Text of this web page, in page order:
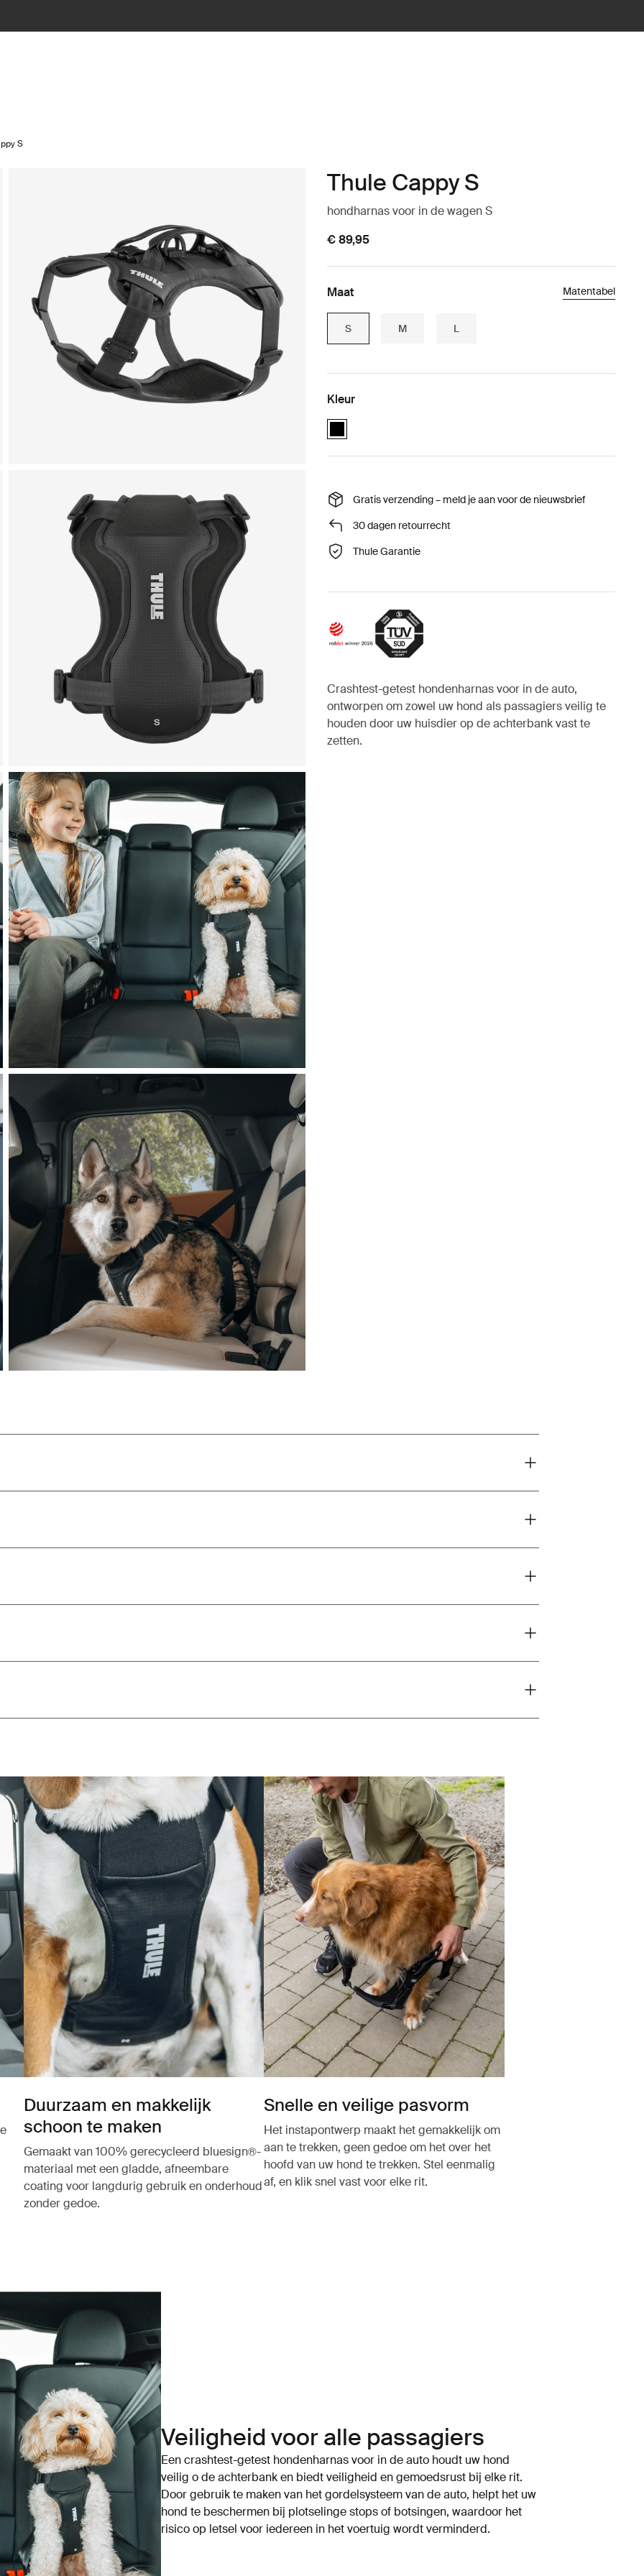
S
Thule Cappy S
hondharnas voor in de wagen S
€ 89,95
Maat Matentabel
S M L
Kleur
Thule Cappy Zwart (selected)
Gratis verzending – meld je aan voor de nieuwsbrief
30 dagen retourrecht
Thule Garantie
Crashtest-getest hondenharnas voor in de auto,
ontworpen om zowel uw hond als passagiers veilig te
houden door uw huisdier op de achterbank vast te
zetten.
Duurzaam en makkelijk
schoon te maken
Gemaakt van 100% gerecycleerd bluesign®-
materiaal met een gladde, afneembare
coating voor langdurig gebruik en onderhoud
zonder gedoe.
Snelle en veilige pasvorm
Het instapontwerp maakt het gemakkelijk om
aan te trekken, geen gedoe om het over het
hoofd van uw hond te trekken. Stel eenmalig
af, en klik snel vast voor elke rit.
Veiligheid voor alle passagiers
Een crashtest-getest hondenharnas voor in de auto houdt uw hond
veilig o de achterbank en biedt veiligheid en gemoedsrust bij elke rit.
Door gebruik te maken van het gordelsysteem van de auto, helpt het uw
hond te beschermen bij plotselinge stops of botsingen, waardoor het
risico op letsel voor iedereen in het voertuig wordt verminderd.